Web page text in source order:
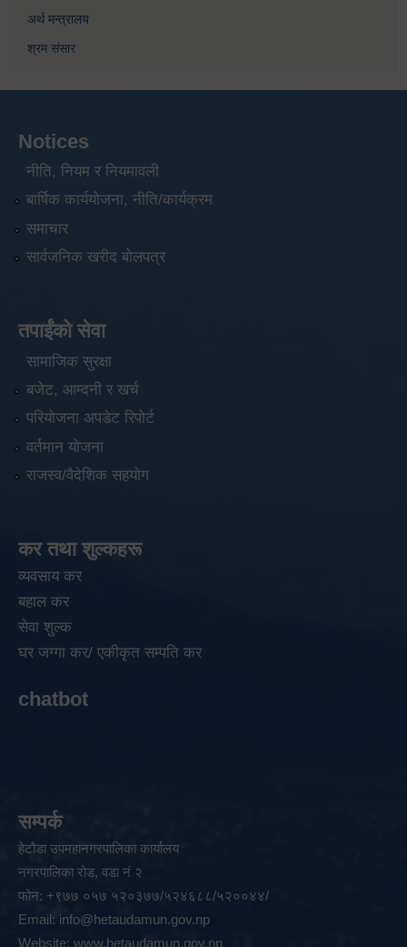
अर्थ मन्त्रालय
श्रम संसार
Notices
नीति, नियम र नियमावली
बार्षिक कार्ययोजना, नीति/कार्यक्रम
समाचार
सार्वजनिक खरीद बोलपत्र
तपाईंको सेवा
सामाजिक सुरक्षा
बजेट, आम्दनी र खर्च
परियोजना अपडेट रिपोर्ट
वर्तमान योजना
राजस्व/वैदेशिक सहयोग
कर तथा शुल्कहरू
व्यवसाय कर
बहाल कर
सेवा शुल्क
घर जग्गा कर/ एकीकृत सम्पति कर
chatbot
सम्पर्क
हेटौडा उपमहानगरपालिका कार्यालय
नगरपालिका रोड, वडा नं २
फोन: +९७७ ०५७ ५२०३७७/५२४६८८/५२००४४/
Email: info@hetaudamun.gov.np
Website: www.hetaudamun.gov.np